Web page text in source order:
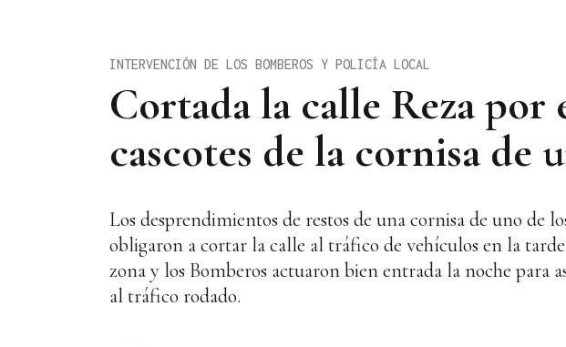
Cortada la calle Reza
cascotes de la cornisa de
INTERVENCIÓN DE LOS BOMBEROS Y POLICÍA LOCAL
Los desprendimientos de restos de una cornisa de uno de
obligaron a cortar la calle al tráfico de vehículos en la
zona y los Bomberos actuaron bien entrada la noche para
al tráfico rodado.